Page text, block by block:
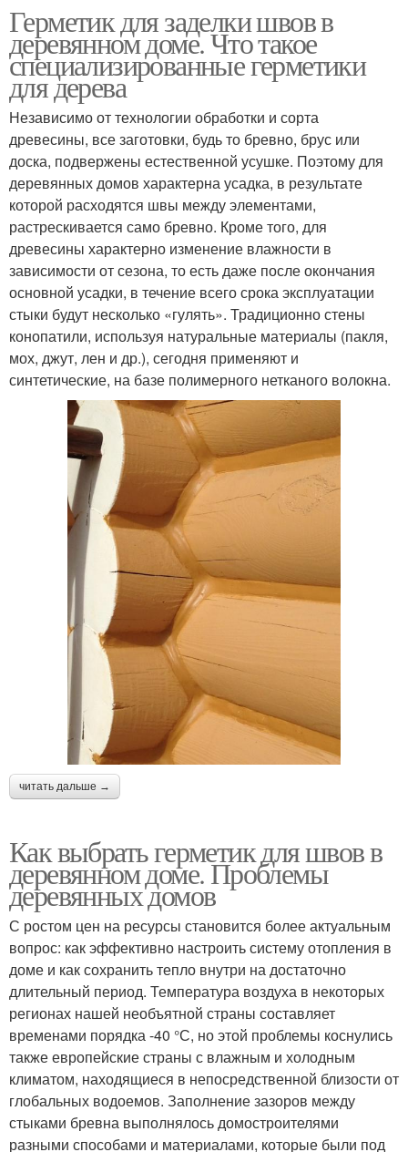
Герметик для заделки швов в
деревянном доме. Что такое
специализированные герметики
для дерева
Независимо от технологии обработки и сорта
древесины, все заготовки, будь то бревно, брус или
доска, подвержены естественной усушке. Поэтому для
деревянных домов характерна усадка, в результате
которой расходятся швы между элементами,
растрескивается само бревно. Кроме того, для
древесины характерно изменение влажности в
зависимости от сезона, то есть даже после окончания
основной усадки, в течение всего срока эксплуатации
стыки будут несколько «гулять». Традиционно стены
конопатили, используя натуральные материалы (пакля,
мох, джут, лен и др.), сегодня применяют и
синтетические, на базе полимерного нетканого волокна.
читать дальше →
Как выбрать герметик для швов в
деревянном доме. Проблемы
деревянных домов
С ростом цен на ресурсы становится более актуальным
вопрос: как эффективно настроить систему отопления в
доме и как сохранить тепло внутри на достаточно
длительный период. Температура воздуха в некоторых
регионах нашей необъятной страны составляет
временами порядка -40 °С, но этой проблемы коснулись
также европейские страны с влажным и холодным
климатом, находящиеся в непосредственной близости от
глобальных водоемов. Заполнение зазоров между
стыками бревна выполнялось домостроителями
разными способами и материалами, которые были под